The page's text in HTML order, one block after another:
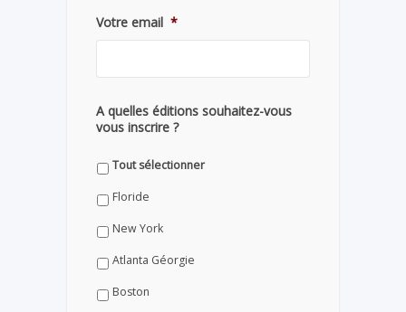
Votre email *
A quelles éditions souhaitez-vous
vous inscrire ?
Tout sélectionner
Floride
New York
Atlanta Géorgie
Boston